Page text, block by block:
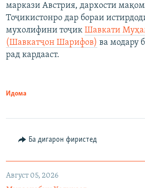
маркази Австрия, дархости
Тоҷикистонро дар бораи
мухолифини тоҷик Шавкати
(Шавкатҷон Шарифов) ва модару
рад кардааст.
Идома
Ба дигарон фиристед
Август 05, 2026